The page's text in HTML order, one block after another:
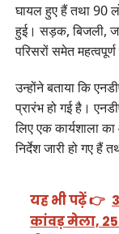
घायल हुए हैं तथा 90
हुई। सड़क, बिजली,
परिसरों समेत
उन्होंने बताया कि
प्रारंभ हो गई है।
लिए एक कार्यशाला
निर्देश जारी हो गए हैं
यह भी पढ़ें 👉
कांवड़ मेला, 25